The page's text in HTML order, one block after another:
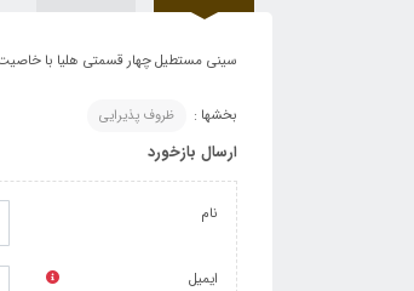
سینی مستطیل چهار قسمتی هلیا با
بخشها : ظروف پذیرایی
ارسال بازخورد
نام
ایمیل